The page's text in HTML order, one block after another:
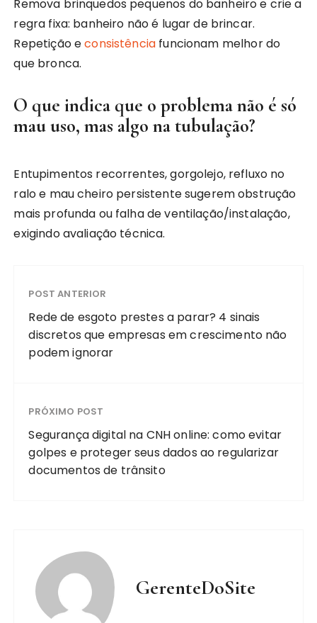
Remova brinquedos pequenos do banheiro e crie a
regra fixa: banheiro não é lugar de brincar.
Repetição econsistência funcionam melhor do
que bronca.
O que indica que o problema não é só
mau uso, mas algo na tubulação?
Entupimentos recorrentes, gorgolejo, refluxo no
ralo e mau cheiro persistente sugerem obstrução
mais profunda ou falha de ventilação/instalação,
exigindo avaliação técnica.
POST ANTERIOR
Rede de esgoto prestes a parar? 4 sinais
discretos que empresas em crescimento não
podem ignorar
PRÓXIMO POST
Segurança digital na CNH online: como evitar
golpes e proteger seus dados ao regularizar
documentos de trânsito
GerenteDoSite